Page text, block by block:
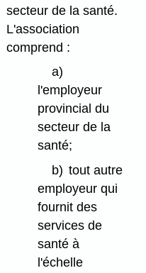
secteur de la santé.
L'association
comprend :
a)
l'employeur
provincial du
secteur de la
santé;
b) tout autre
employeur qui
fournit des
services de
santé à
l'échelle